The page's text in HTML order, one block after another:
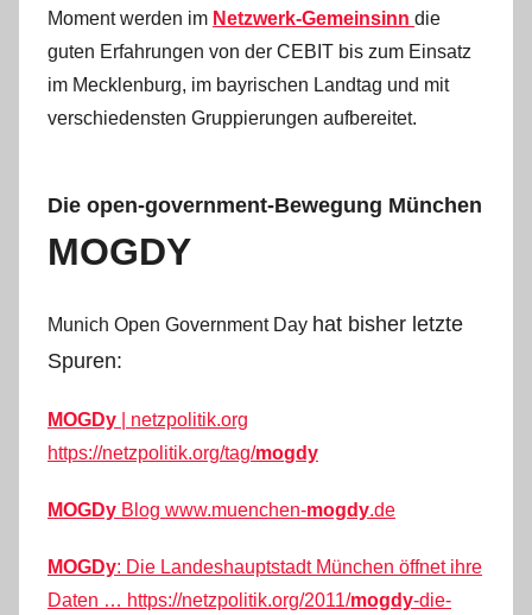
Moment werden im Netzwerk-Gemeinsinn die
guten Erfahrungen von der CEBIT bis zum Einsatz
im Mecklenburg, im bayrischen Landtag und mit
verschiedensten Gruppierungen aufbereitet.
Die open-government-Bewegung München
MOGDY
Munich Open Government Day hat bisher letzte
Spuren:
MOGDy | netzpolitik.org
https://netzpolitik.org/tag/mogdy
MOGDy Blog www.muenchen-mogdy.de
MOGDy: Die Landeshauptstadt München öffnet ihre
Daten … https://netzpolitik.org/2011/mogdy-die-